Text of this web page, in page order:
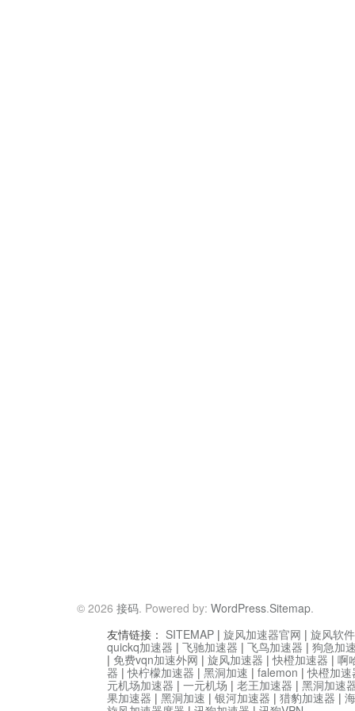
© 2026 接码. Powered by: WordPress.Sitemap.
友情链接： SITEMAP | 旋风加速器官网 | 旋风软
quickq加速器 | 飞驰加速器 | 飞鸟加速器 | 狗急加
| 免费vqn加速外网 | 旋风加速器 |快橙加速器 | 啊
器 |快柠檬加速器 | 黑洞加速 | falemon |快橙加速
元机场加速器 | 一元机场 | 老王加速器 | 黑洞加速
果加速器 | 黑洞加速 | 银河加速器 | 猎豹加速器 |